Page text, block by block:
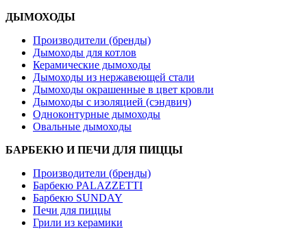
ДЫМОХОДЫ
Производители (бренды)
Дымоходы для котлов
Керамические дымоходы
Дымоходы из нержавеющей стали
Дымоходы окрашенные в цвет кровли
Дымоходы с изоляцией (сэндвич)
Одноконтурные дымоходы
Овальные дымоходы
БАРБЕКЮ И ПЕЧИ ДЛЯ ПИЦЦЫ
Производители (бренды)
Барбекю PALAZZETTI
Барбекю SUNDAY
Печи для пиццы
Грили из керамики